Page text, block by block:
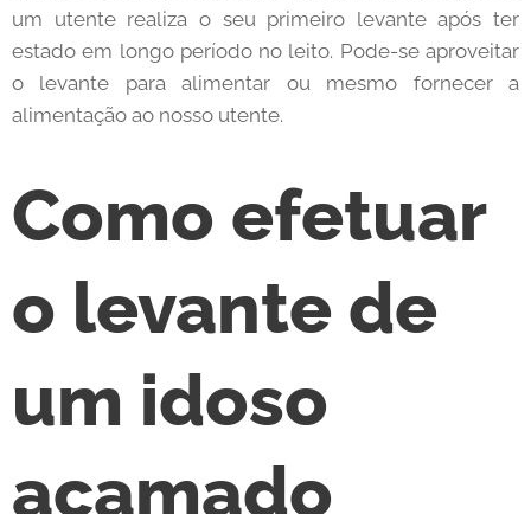
um utente realiza o seu primeiro levante após ter
estado em longo período no leito. Pode-se aproveitar
o levante para alimentar ou mesmo fornecer a
alimentação ao nosso utente.
Como efetuar
o levante de
um idoso
acamado